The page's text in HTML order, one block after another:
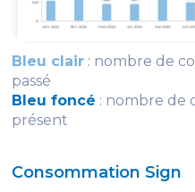
Bleu clair : nombre de
passé
Bleu foncé : nombre de
présent
Consommation Sign